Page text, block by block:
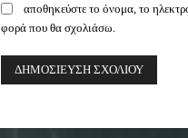
αποθηκεύστε το όνομα, το
φορά που θα σχολιάσω.